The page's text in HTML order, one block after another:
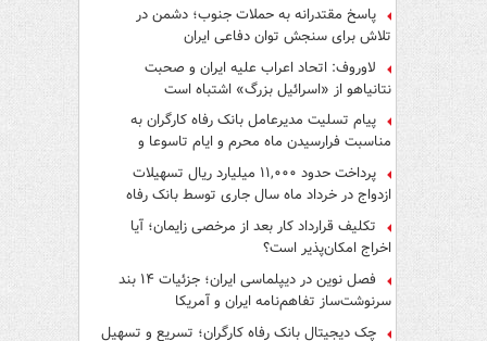
پاسخ مقتدرانه به حملات جنوب؛ دشمن در
تلاش برای سنجش توان دفاعی ایران
لاوروف: اتحاد اعراب علیه ایران و صحبت
نتانیاهو از «اسرائیل بزرگ» اشتباه است
پیام تسلیت مدیرعامل بانک رفاه کارگران به
مناسبت فرارسیدن ماه محرم و ایام تاسوعا و
عاشورای حسینی
پرداخت حدود ۱۱,۰۰۰ میلیارد ریال تسهیلات
ازدواج در خرداد ماه سال جاری توسط بانک رفاه
کارگران
تکلیف قرارداد کار بعد از مرخصی زایمان؛ آیا
اخراج امکان‌پذیر است؟
فصل نوین در دیپلماسی ایران؛ جزئیات ۱۴ بند
سرنوشت‌ساز تفاهم‌نامه ایران و آمریکا
چک دیجیتال بانک رفاه کارگران؛ تسریع و تسهیل